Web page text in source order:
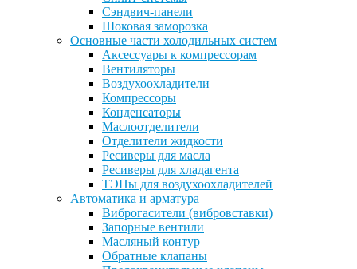
Сэндвич-панели
Шоковая заморозка
Основные части холодильных систем
Аксессуары к компрессорам
Вентиляторы
Воздухоохладители
Компрессоры
Конденсаторы
Маслоотделители
Отделители жидкости
Ресиверы для масла
Ресиверы для хладагента
ТЭНы для воздухоохладителей
Автоматика и арматура
Виброгасители (вибровставки)
Запорные вентили
Масляный контур
Обратные клапаны